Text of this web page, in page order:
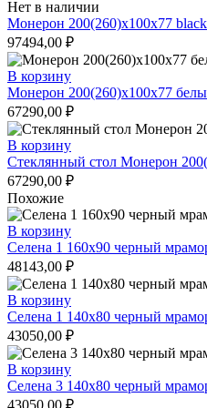
Нет в наличии
Монерон 200(260)х100х77
97494,00 ₽
В корзину
Монерон 200(260)х100х77
67290,00 ₽
В корзину
Стеклянный стол Монерон
67290,00 ₽
Похожие
В корзину
Селена 1 160х90 черный
48143,00 ₽
В корзину
Селена 1 140х80 черный
43050,00 ₽
В корзину
Селена 3 140х80 черный
43050,00 ₽